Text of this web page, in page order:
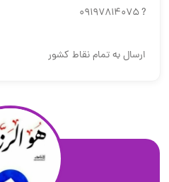
? ۰۹۱۹۷۸۱۴۰۷۵
ارسال به تمام نقاط کشور